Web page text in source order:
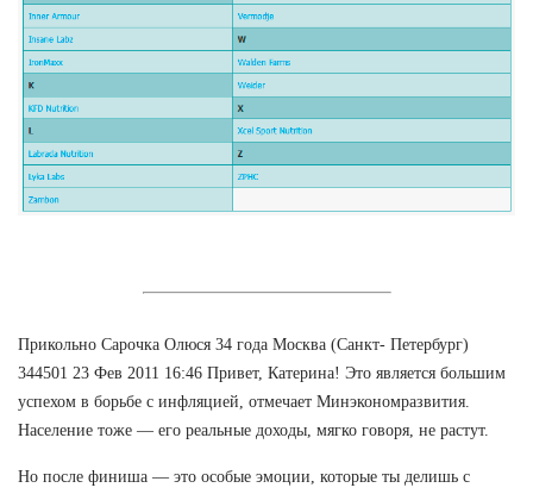
Прикольно Сарочка Олюся 34 года Москва (Санкт- Петербург)
344501 23 Фев 2011 16:46 Привет, Катерина! Это является большим
успехом в борьбе с инфляцией, отмечает Минэкономразвития.
Население тоже — его реальные доходы, мягко говоря, не растут.
Но после финиша — это особые эмоции, которые ты делишь с